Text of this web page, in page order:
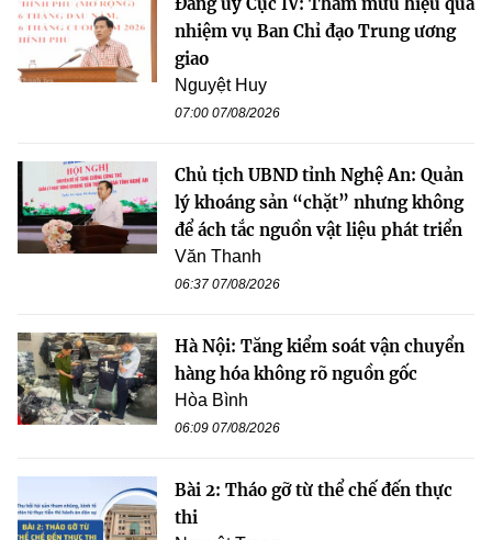
nhiệm vụ Ban Chỉ đạo Trung ương
giao
Nguyệt Huy
07:00 07/08/2026
Chủ tịch UBND tỉnh Nghệ An: Quản
lý khoáng sản “chặt” nhưng không
để ách tắc nguồn vật liệu phát triển
Văn Thanh
06:37 07/08/2026
Hà Nội: Tăng kiểm soát vận chuyển
hàng hóa không rõ nguồn gốc
Hòa Bình
06:09 07/08/2026
Bài 2: Tháo gỡ từ thể chế đến thực
thi